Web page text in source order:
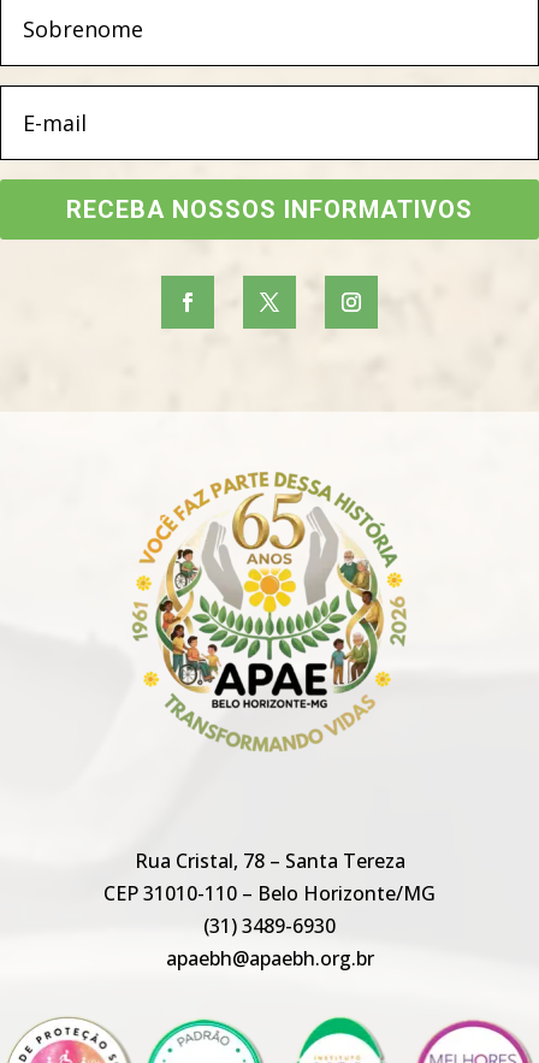
RECEBA NOSSOS INFORMATIVOS
Rua Cristal, 78 – Santa Tereza
CEP 31010-110 – Belo Horizonte/MG
(31) 3489-6930
apaebh@apaebh.org.br